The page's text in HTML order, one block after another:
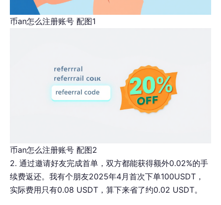
币an怎么注册账号 配图1
币an怎么注册账号 配图2
2. 通过邀请好友完成首单，双方都能获得额外0.02%的手
续费返还。我有个朋友2025年4月首次下单100USDT，
实际费用只有0.08 USDT，算下来省了约0.02 USDT。